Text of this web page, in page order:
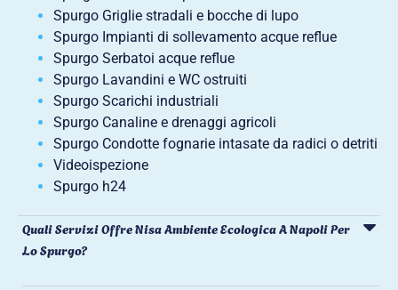
Spurgo Griglie stradali e bocche di lupo
Spurgo Impianti di sollevamento acque reflue
Spurgo Serbatoi acque reflue
Spurgo Lavandini e WC ostruiti
Spurgo Scarichi industriali
Spurgo Canaline e drenaggi agricoli
Spurgo Condotte fognarie intasate da radici o detriti
Videoispezione
Spurgo h24
Quali Servizi Offre Nisa Ambiente Ecologica A Napoli Per
Lo Spurgo?